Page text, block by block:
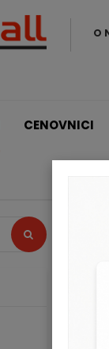
O
CENOVNICI